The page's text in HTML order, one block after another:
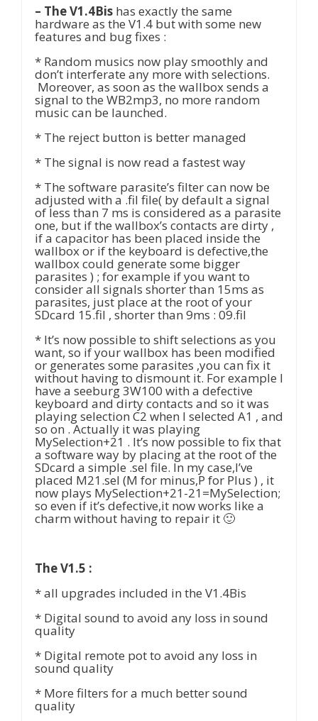
– The V1.4Bis has exactly the same
hardware as the V1.4 but with some new
features and bug fixes :
* Random musics now play smoothly and
don’t interferate any more with selections.
Moreover, as soon as the wallbox sends a
signal to the WB2mp3, no more random
music can be launched.
* The reject button is better managed
* The signal is now read a fastest way
* The software parasite’s filter can now be
adjusted with a .fil file( by default a signal
of less than 7 ms is considered as a parasite
one, but if the wallbox’s contacts are dirty ,
if a capacitor has been placed inside the
wallbox or if the keyboard is defective,the
wallbox could generate some bigger
parasites ) ; for example if you want to
consider all signals shorter than 15ms as
parasites, just place at the root of your
SDcard 15.fil , shorter than 9ms : 09.fil
* It’s now possible to shift selections as you
want, so if your wallbox has been modified
or generates some parasites ,you can fix it
without having to dismount it. For example I
have a seeburg 3W100 with a defective
keyboard and dirty contacts and so it was
playing selection C2 when I selected A1 , and
so on . Actually it was playing
MySelection+21 . It’s now possible to fix that
a software way by placing at the root of the
SDcard a simple .sel file. In my case,I’ve
placed M21.sel (M for minus,P for Plus ) , it
now plays MySelection+21-21=MySelection;
so even if it’s defective,it now works like a
charm without having to repair it 🙂
The V1.5 :
* all upgrades included in the V1.4Bis
* Digital sound to avoid any loss in sound
quality
* Digital remote pot to avoid any loss in
sound quality
* More filters for a much better sound
quality